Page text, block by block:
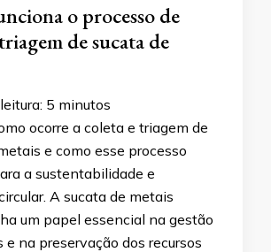
o processo de
de sucata de
5 minutos
ocorre a coleta e triagem de
e como esse processo
a sustentabilidade e
A sucata de metais
um papel essencial na gestão
e na preservação dos recursos